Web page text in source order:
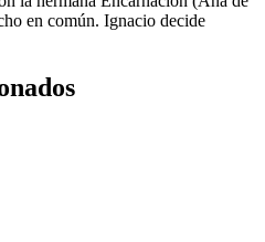
en común. Ignacio decide